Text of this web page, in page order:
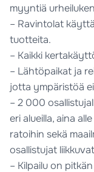
myyntiä
– Ravintolat
tuotteita.
– Kaikki
– Lähtöpaikat ja
jotta ympäristöä
– 2 000
eri alueilla, aina
ratoihin sekä
osallistujat
– Kilpailu on